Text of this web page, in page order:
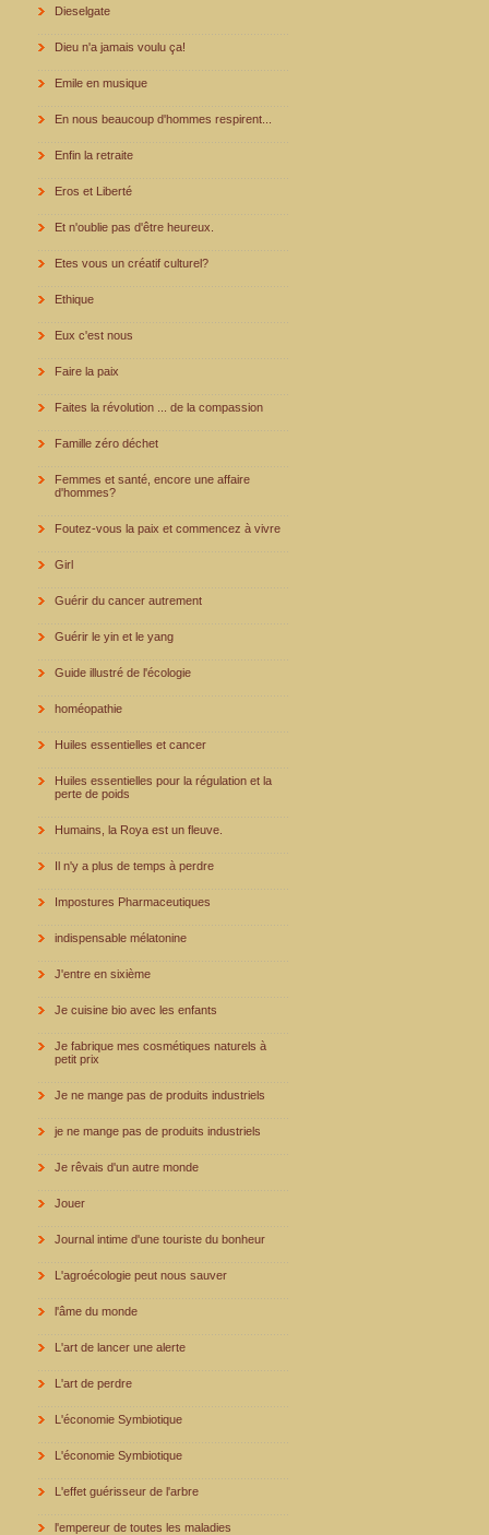
Dieselgate
Dieu n'a jamais voulu ça!
Emile en musique
En nous beaucoup d'hommes respirent...
Enfin la retraite
Eros et Liberté
Et n'oublie pas d'être heureux.
Etes vous un créatif culturel?
Ethique
Eux c'est nous
Faire la paix
Faites la révolution ... de la compassion
Famille zéro déchet
Femmes et santé, encore une affaire
d'hommes?
Foutez-vous la paix et commencez à vivre
Girl
Guérir du cancer autrement
Guérir le yin et le yang
Guide illustré de l'écologie
homéopathie
Huiles essentielles et cancer
Huiles essentielles pour la régulation et la
perte de poids
Humains, la Roya est un fleuve.
Il n'y a plus de temps à perdre
Impostures Pharmaceutiques
indispensable mélatonine
J'entre en sixième
Je cuisine bio avec les enfants
Je fabrique mes cosmétiques naturels à
petit prix
Je ne mange pas de produits industriels
je ne mange pas de produits industriels
Je rêvais d'un autre monde
Jouer
Journal intime d'une touriste du bonheur
L'agroécologie peut nous sauver
l'âme du monde
L'art de lancer une alerte
L'art de perdre
L'économie Symbiotique
L'économie Symbiotique
L'effet guérisseur de l'arbre
l'empereur de toutes les maladies